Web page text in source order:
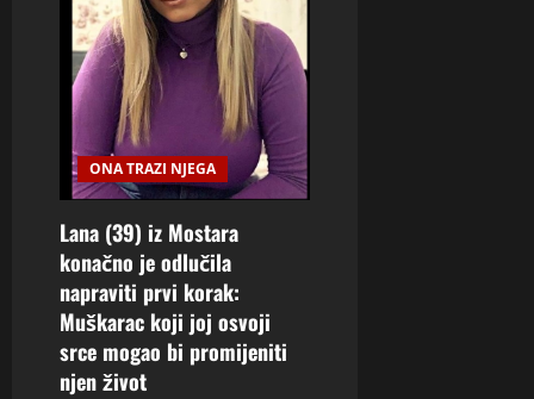
ONA TRAZI NJEGA
Lana (39) iz Mostara
konačno je odlučila
napraviti prvi korak:
Muškarac koji joj osvoji
srce mogao bi promijeniti
njen život